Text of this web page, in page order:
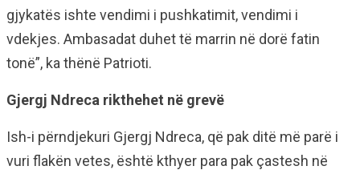
gjykatës ishte vendimi i pushkatimit, vendimi i
vdekjes. Ambasadat duhet të marrin në dorë fatin
tonë”, ka thënë Patrioti.
Gjergj Ndreca rikthehet në grevë
Ish-i përndjekuri Gjergj Ndreca, që pak ditë më parë i
vuri flakën vetes, është kthyer para pak çastesh në